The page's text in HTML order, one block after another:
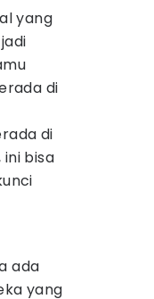
yang
di
di
bisa
ada
yang